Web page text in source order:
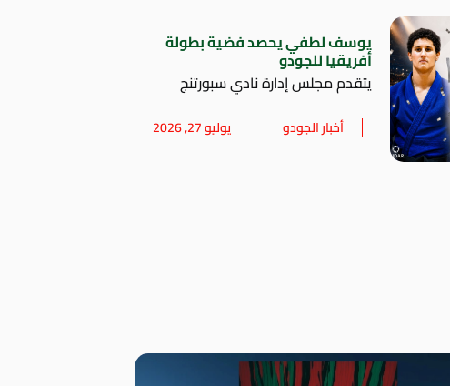
يوسف لطفي يحصد فضية بطولة
أفريقيا للجودو
يتقدم مجلس إدارة نادي سبورتنج
أخبار الجودو يوليو 27, 2026